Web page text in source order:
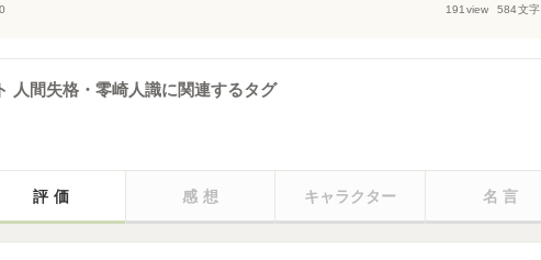
191 view 584文字
人間失格・零崎人識に関連するタグ
評価 感想 キャラクター 名言